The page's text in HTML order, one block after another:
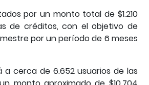
por un monto total de $1.210
de créditos, con el objetivo de
por un período de 6 meses
cerca de 6.652 usuarios de las